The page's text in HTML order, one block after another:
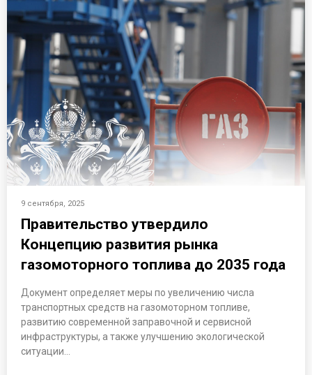
9 сентября, 2025
Правительство утвердило
Концепцию развития рынка
газомоторного топлива до 2035 года
Документ определяет меры по увеличению числа
транспортных средств на газомоторном топливе,
развитию современной заправочной и сервисной
инфраструктуры, а также улучшению экологической
ситуации…